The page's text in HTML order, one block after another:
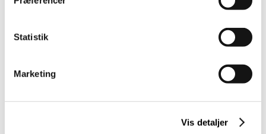
Statistik
Marketing
Vis detaljer